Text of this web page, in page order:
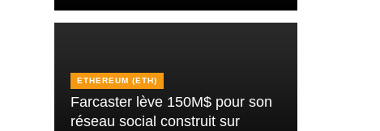
ETHEREUM (ETH)
Farcaster lève 150M$ pour son
réseau social construit sur